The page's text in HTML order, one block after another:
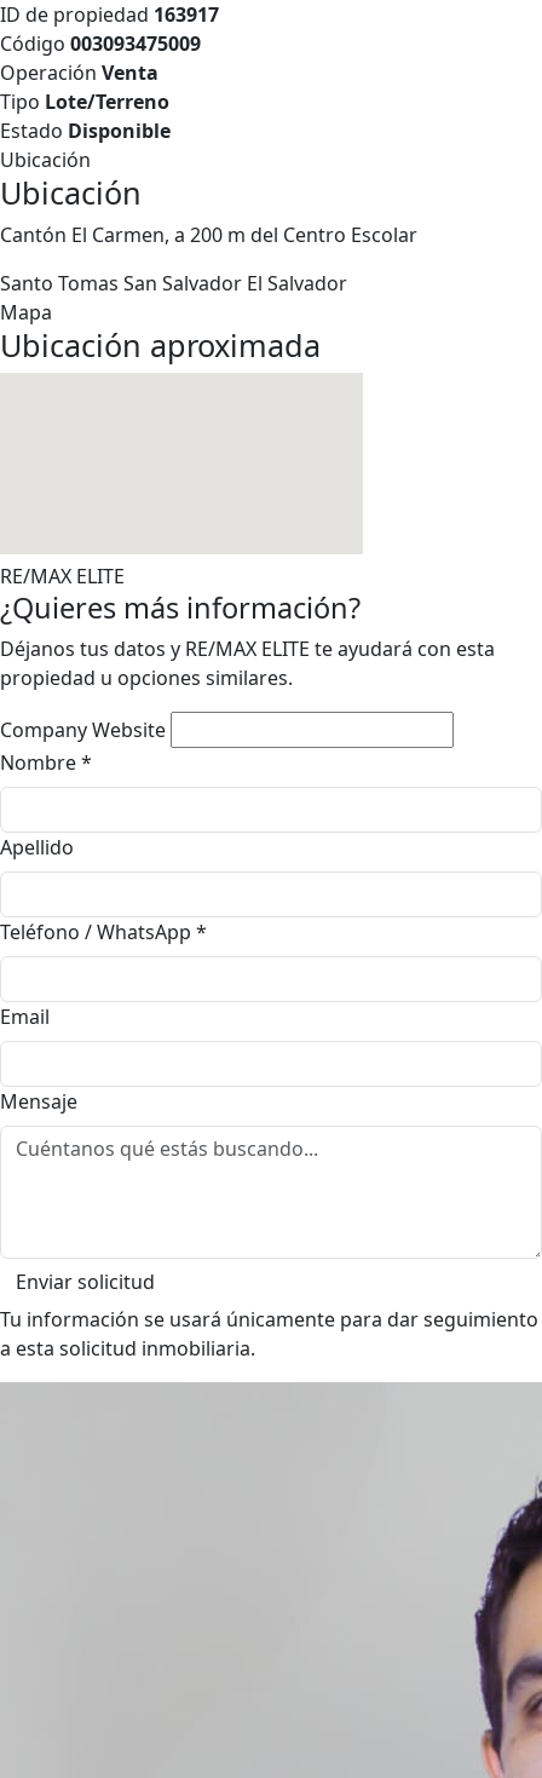
ID de propiedad 163917
Código 003093475009
Operación Venta
Tipo Lote/Terreno
Estado Disponible
Ubicación
Ubicación
Cantón El Carmen, a 200 m del Centro Escolar
Santo Tomas San Salvador El Salvador
Mapa
Ubicación aproximada
RE/MAX ELITE
¿Quieres más información?
Déjanos tus datos y RE/MAX ELITE te ayudará con esta
propiedad u opciones similares.
Company Website
Nombre*
Apellido
Teléfono / WhatsApp *
Email
Mensaje
Enviar solicitud
Tu información se usará únicamente para dar seguimiento
a esta solicitud inmobiliaria.